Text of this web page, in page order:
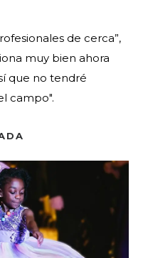
de cerca”,
muy bien ahora
que no tendré
campo".